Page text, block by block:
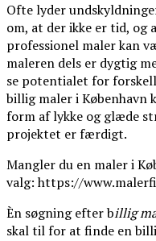
Ofte lyder
om, at der ikke er tid, og
professionel maler kan
maleren dels er dygtig
se potentialet for
billig maler i
form af lykke og glæde
projektet er færdigt.
Mangler du en maler i
valg: https://
Èn søgning efter billig
skal til for at finde en